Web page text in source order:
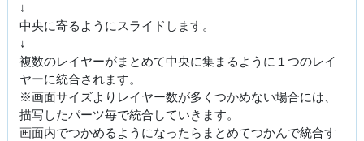
↓
中央に寄るようにスライドします。
↓
複数のレイヤーがまとめて中央に集まるように１つのレイ
ヤーに統合されます。
※画面サイズよりレイヤー数が多くつかめない場合には、
描写したパーツ毎で統合していきます。
画面内でつかめるようになったらまとめてつかんで統合す